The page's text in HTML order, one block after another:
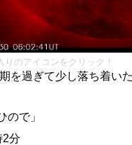
のアイコンをクリック！
を過ぎて少し落ち着い
ので」
2分